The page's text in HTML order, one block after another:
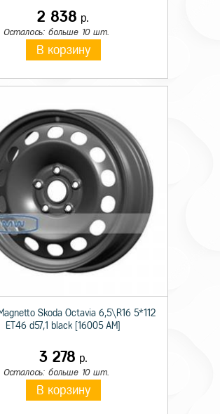
2 838 р.
Осталось: больше 10 шт.
В корзину
Skoda Octavia 6,5\R16 5*112
ET46 d57,1 black [16005 AM]
3 278 р.
Осталось: больше 10 шт.
В корзину